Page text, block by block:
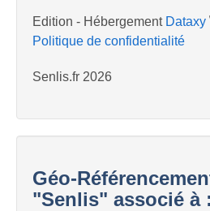
Edition - Hébergement Dataxy
Politique de confidentialité
Senlis.fr 2026
Géo-
"Senlis" associé à :